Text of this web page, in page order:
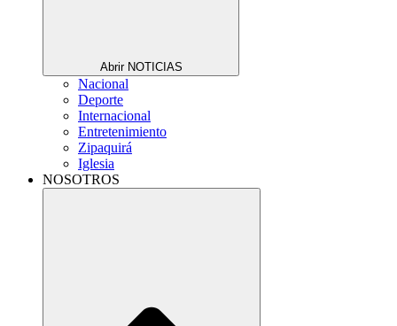
Abrir NOTICIAS
Nacional
Deporte
Internacional
Entretenimiento
Zipaquirá
Iglesia
NOSOTROS